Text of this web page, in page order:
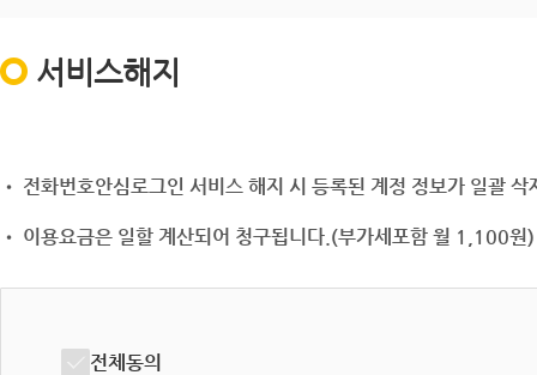
서비스해지
• 전화번호안심로그인 서비스 해지 시 등록된 계정 정보가 일괄
• 이용요금은 일할 계산되어 청구됩니다.(부가세포함 월 1,100원)
전체동의